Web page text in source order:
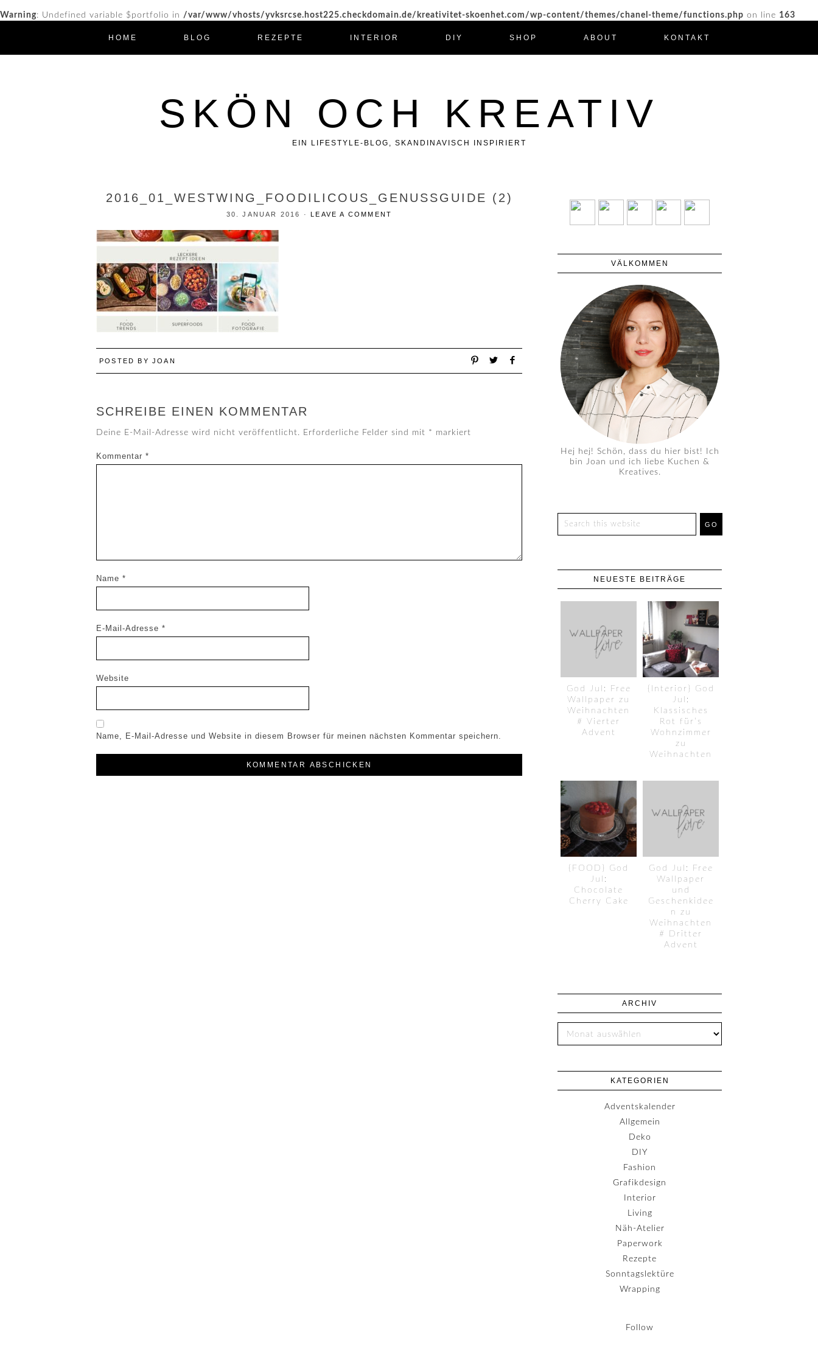
Warning: Undefined variable $portfolio in /var/www/vhosts/yvksrcse.host225.checkdomain.de/kreativitet-skoenhet.com/wp-content/themes/chanel-theme/functions.php on line 163
HOME BLOG REZEPTE INTERIOR DIY SHOP ABOUT KONTAKT
SKÖN OCH KREATIV
EIN LIFESTYLE-BLOG, SKANDINAVISCH INSPIRIERT
2016_01_WESTWING_FOODILICOUS_GENUSSGUIDE (2)
30. JANUAR 2016 ·LEAVE A COMMENT
POSTED BY JOAN
SCHREIBE EINEN KOMMENTAR
Deine E-Mail-Adresse wird nicht veröffentlicht. Erforderliche Felder sind mit * markiert
Kommentar *
Name *
E-Mail-Adresse *
Website
Name, E-Mail-Adresse und Website in diesem Browser für meinen nächsten Kommentar speichern.
VÄLKOMMEN
Hej hej! Schön, dass du hier bist! Ich
bin Joan und ich liebe Kuchen &
Kreatives.
NEUESTE BEITRÄGE
God Jul: Free
Wallpaper zu
Weihnachten
# Vierter
Advent
{Interior} God
Jul:
Klassisches
Rot für’s
Wohnzimmer
zu
Weihnachten
{FOOD} God
Jul:
Chocolate
Cherry Cake
God Jul: Free
Wallpaper
und
Geschenkidee
n zu
Weihnachten
# Dritter
Advent
ARCHIV
KATEGORIEN
Adventskalender
Allgemein
Deko
DIY
Fashion
Grafikdesign
Interior
Living
Näh-Atelier
Paperwork
Rezepte
Sonntagslektüre
Wrapping
Follow